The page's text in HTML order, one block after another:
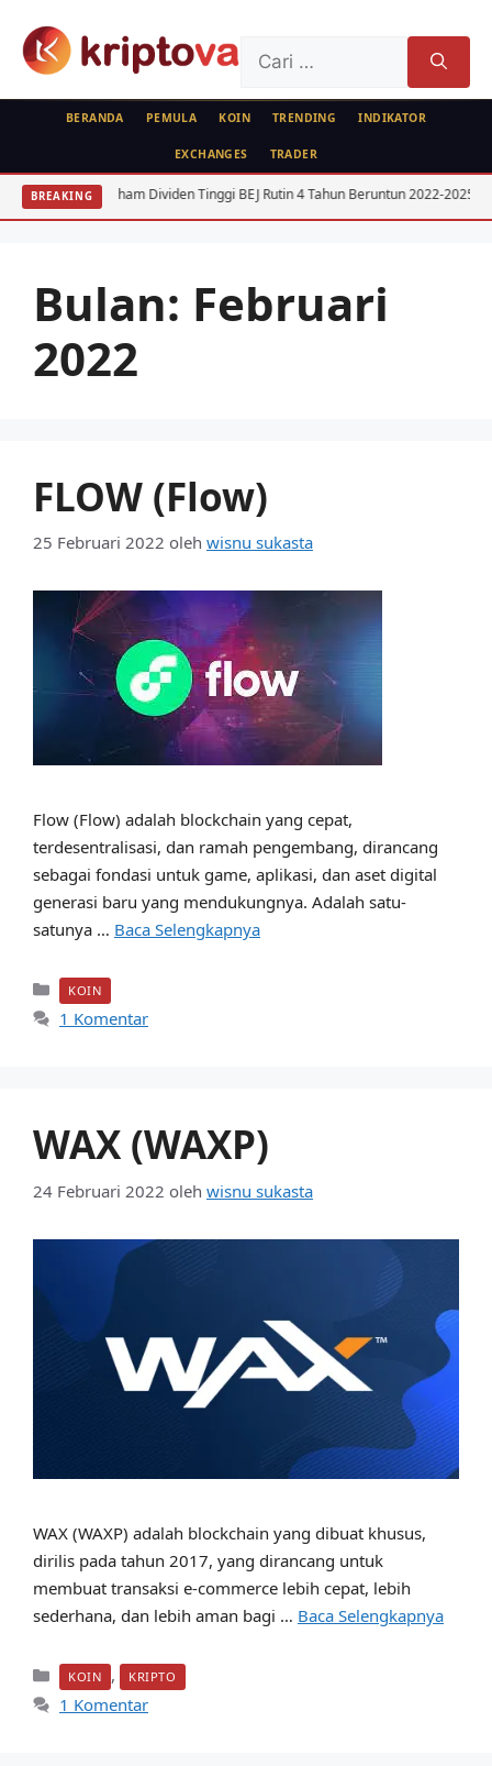
untuk:
BERANDA PEMULA KOIN TRENDING INDIKATOR
EXCHANGES TRADER
BREAKING
Dividen Tinggi BEJ Rutin 4 Tahun Beruntun 2022-2025 USD IDR
Bulan: Februari
2022
FLOW (Flow)
25 Februari 2022 oleh wisnu sukasta
Flow (Flow) adalah blockchain yang cepat,
terdesentralisasi, dan ramah pengembang, dirancang
sebagai fondasi untuk game, aplikasi, dan aset digital
generasi baru yang mendukungnya. Adalah satu-
satunya … Baca Selengkapnya
Kategori
KOIN
1 Komentar
WAX (WAXP)
24 Februari 2022 oleh wisnu sukasta
WAX (WAXP) adalah blockchain yang dibuat khusus,
dirilis pada tahun 2017, yang dirancang untuk
membuat transaksi e-commerce lebih cepat, lebih
sederhana, dan lebih aman bagi … Baca Selengkapnya
Kategori
KOIN , KRIPTO
1 Komentar